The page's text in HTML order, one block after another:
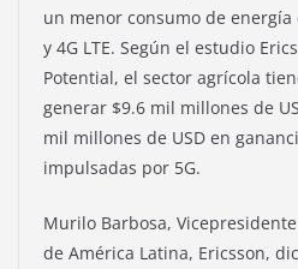
un menor consumo de energía
y 4G LTE. Según el estudio
Potential, el sector agrícola
generar $9.6 mil millones de
mil millones de USD en
impulsadas por 5G.
Murilo Barbosa,
de América Latina, Ericsson,